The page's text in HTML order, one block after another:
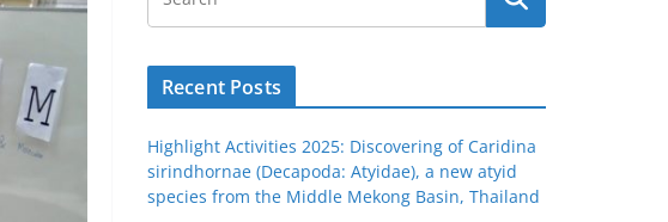
Recent Posts
Highlight Activities 2025: Discovering of Caridina
sirindhornae (Decapoda: Atyidae), a new atyid
species from the Middle Mekong Basin, Thailand